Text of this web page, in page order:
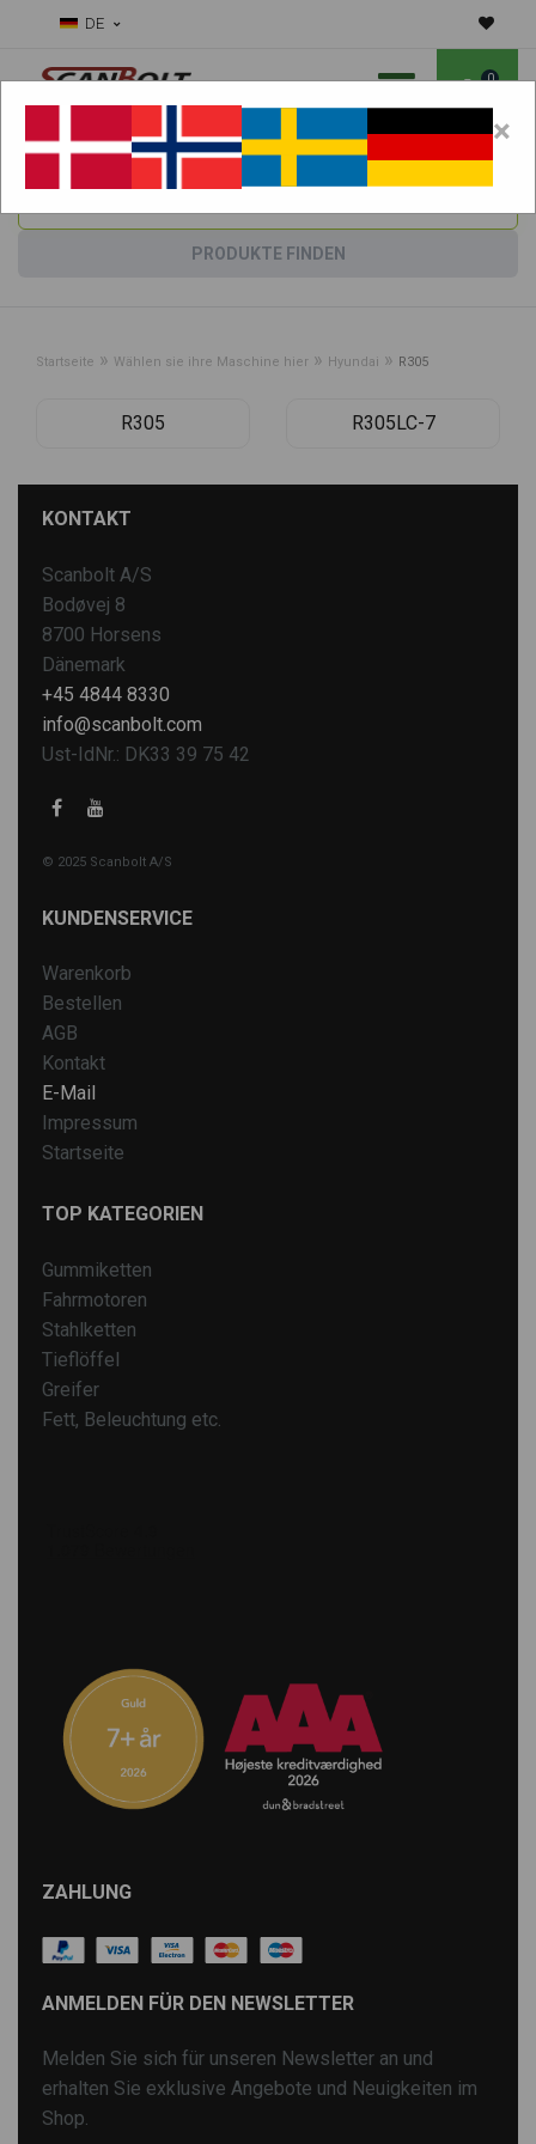
DE
0
Benötigen Sie Hilfe bei Verschleißteilen?Maschine wählen:
PRODUKTE FINDEN
Startseite » Wählen sie ihre Maschine hier » Hyundai » R305
R305 R305LC-7
KONTAKT
Scanbolt A/S
Bodøvej 8
8700 Horsens
Dänemark
+45 4844 8330
info@scanbolt.com
Ust-IdNr.: DK33 39 75 42
© 2025 Scanbolt A/S
KUNDENSERVICE
Warenkorb
Bestellen
AGB
Kontakt
E-Mail
Impressum
Startseite
TOP KATEGORIEN
Gummiketten
Fahrmotoren
Stahlketten
Tieflöffel
Greifer
Fett, Beleuchtung etc.
ZAHLUNG
ANMELDEN FÜR DEN NEWSLETTER
Melden Sie sich für unseren Newsletter an und
erhalten Sie exklusive Angebote und Neuigkeiten im
Shop.
×